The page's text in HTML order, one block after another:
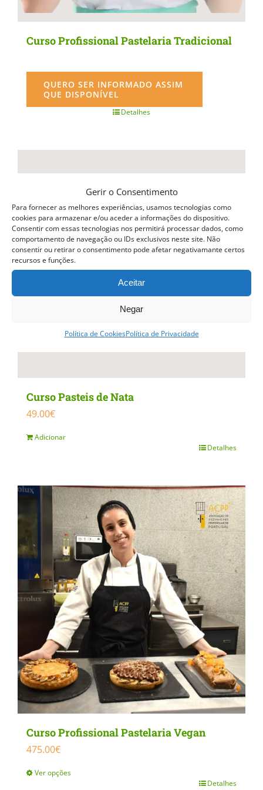
Gerir o Consentimento
Para fornecer as melhores experiências, usamos tecnologias como
cookies para armazenar e/ou aceder a informações do dispositivo.
Consentir com essas tecnologias nos permitirá processar dados, como
comportamento de navegação ou IDs exclusivos neste site. Não
consentir ou retirar o consentimento pode afetar negativamante certos
recursos e funções.
Aceitar
Negar
Política de CookiesPolítica de Privacidade
Curso Profissional Pastelaria Tradicional
QUERO SER INFORMADO ASSIM
QUE DISPONÍVEL
Detalhes
Curso Pasteis de Nata
49.00€
Adicionar
Detalhes
Curso Profissional Pastelaria Vegan
475.00€
Ver opções
Detalhes